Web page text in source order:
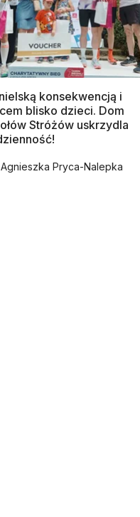
konsekwencją i
blisko dzieci. Dom
Stróżów uskrzydla
Agnieszka Pryca-Nalepka